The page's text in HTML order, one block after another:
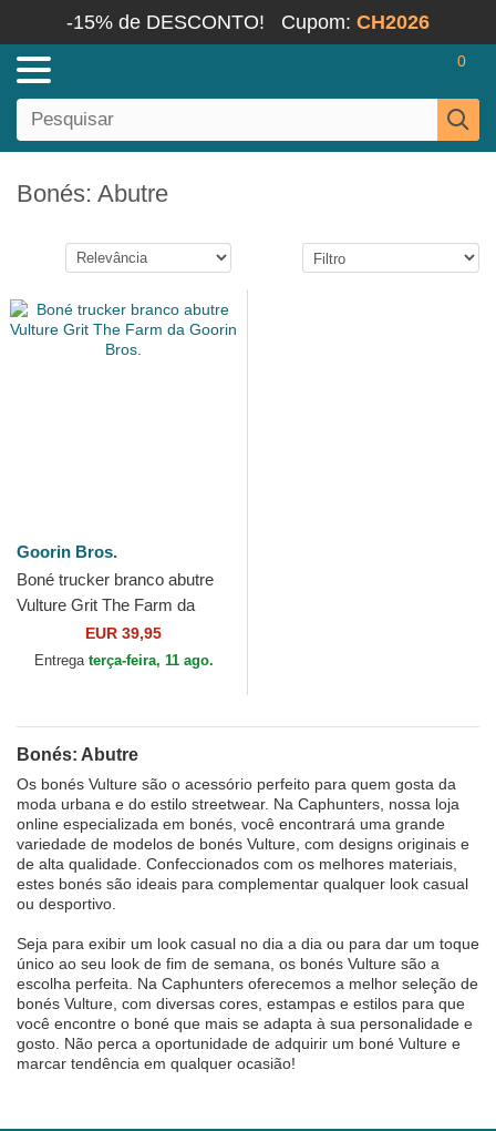
-15% de DESCONTO! Cupom: CH2026
0
Bonés: Abutre
Goorin Bros.
Boné trucker branco abutre
Vulture Grit The Farm da
Goorin Bros.EUR 39,95
Entrega terça-feira, 11 ago.
Bonés: Abutre
Os bonés Vulture são o acessório perfeito para quem gosta da
moda urbana e do estilo streetwear. Na Caphunters, nossa loja
online especializada em bonés, você encontrará uma grande
variedade de modelos de bonés Vulture, com designs originais e
de alta qualidade. Confeccionados com os melhores materiais,
estes bonés são ideais para complementar qualquer look casual
ou desportivo.
Seja para exibir um look casual no dia a dia ou para dar um toque
único ao seu look de fim de semana, os bonés Vulture são a
escolha perfeita. Na Caphunters oferecemos a melhor seleção de
bonés Vulture, com diversas cores, estampas e estilos para que
você encontre o boné que mais se adapta à sua personalidade e
gosto. Não perca a oportunidade de adquirir um boné Vulture e
marcar tendência em qualquer ocasião!